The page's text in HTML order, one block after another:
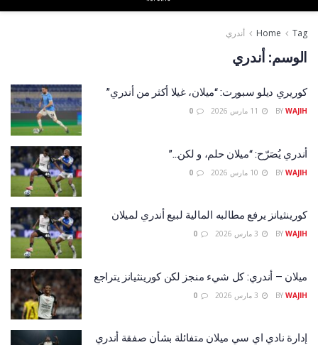
Home Tag أندري
الوسم: أندري
كوريري ديلو سبورت: “ميلان، غيلا أكثر من أندري”
BY WAJIH
أندري يُصَرّح: “ميلان حلم، و لكن…”
BY WAJIH
كورينثيانز يرفع مطالبه المالية لبيع أندري لميلان
BY WAJIH
ميلان – أندري: كل شيء منجز لكن كورينثيانز يتراجع
BY WAJIH
إدارة نادي اي سي ميلان متفائلة بشأن صفقة أندري